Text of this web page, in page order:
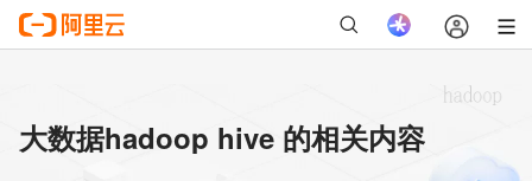
大数据hadoop hive 的相关内容